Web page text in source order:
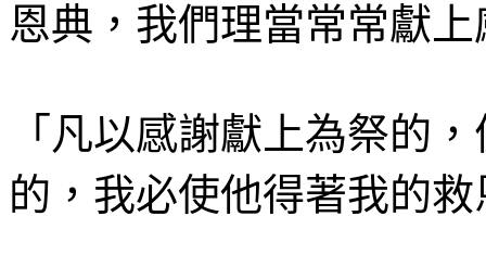
恩典，我們理當常常獻
「凡以感謝獻上為祭的
的，我必使他得著我的